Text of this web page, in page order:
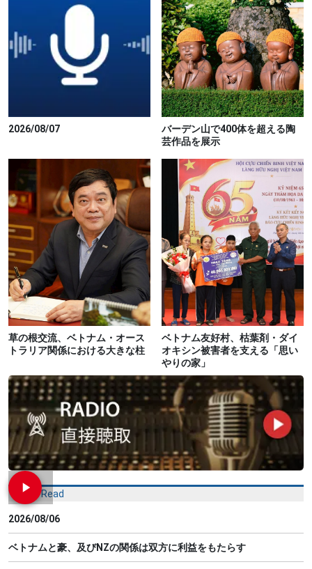
2026/08/07
バーデン山で400体を超える陶
芸作品を展示
草の根交流、ベトナム・オース
トラリア関係における大きな柱
ベトナム友好村、枯葉剤・ダイ
オキシン被害者を支える「思い
やりの家」
Most Read
2026/08/06
ベトナムと豪、及びNZの関係は双方に利益をもたらす